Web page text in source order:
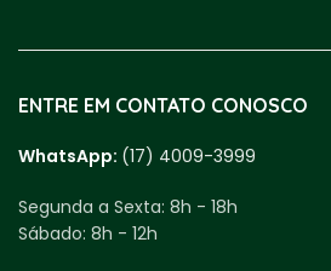
ENTRE EM CONTATO CONOSCO
WhatsApp: (17) 4009-3999
Segunda a Sexta: 8h - 18h
Sábado: 8h - 12h